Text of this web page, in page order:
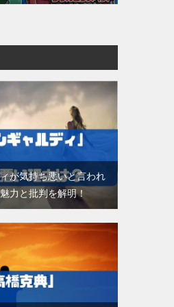
が気持ち悪いと言われ
力と批判を解明！